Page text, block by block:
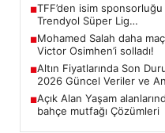
■TFF’den isim sponsorluğu
Trendyol Süper Lig…
■Mohamed Salah daha
Victor Osimhen’i solladı!
■Altın Fiyatlarında Son
2026 Güncel Veriler ve
■Açık Alan Yaşam
bahçe mutfağı Çözümleri